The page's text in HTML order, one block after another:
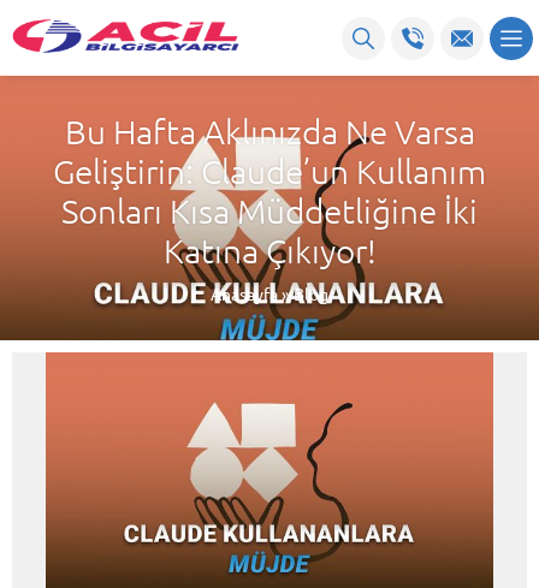
Bu Hafta Aklınızda Ne Varsa
Geliştirin: Claude’un Kullanım
Sonları Kısa Müddetliğine İki
Katına Çıkıyor!
Anasayfa»Blog